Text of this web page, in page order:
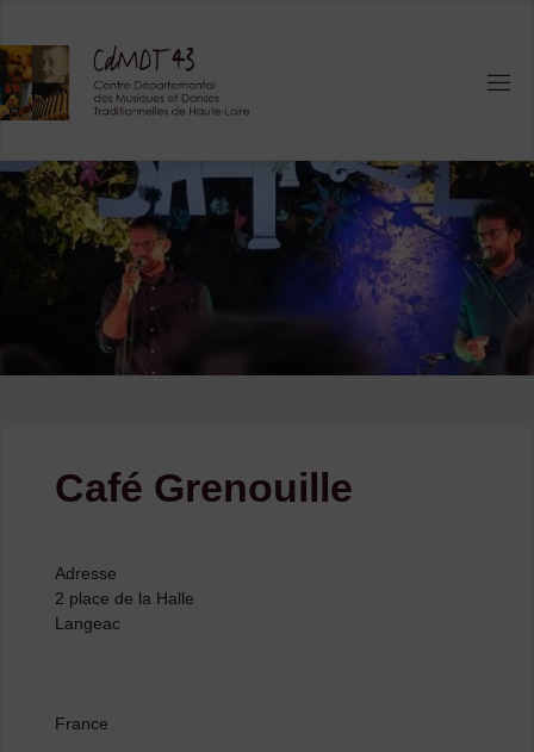
content
Café Grenouille
Adresse
2 place de la Halle
Langeac
France